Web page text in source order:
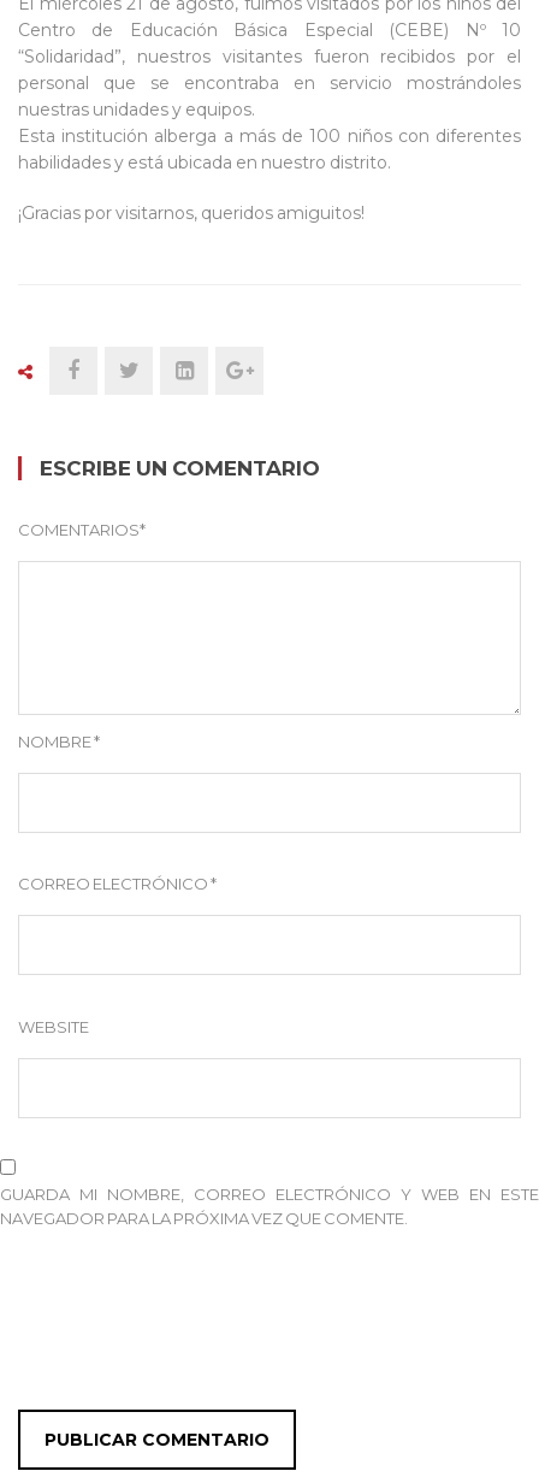
Centro de Educación Básica Especial (CEBE) Nº 10
“Solidaridad”, nuestros visitantes fueron recibidos por el
personal que se encontraba en servicio mostrándoles
nuestras unidades y equipos.
Esta institución alberga a más de 100 niños con diferentes
habilidades y está ubicada en nuestro distrito.
¡Gracias por visitarnos, queridos amiguitos!
ESCRIBE UN COMENTARIO
COMENTARIOS*
NOMBRE*
CORREO ELECTRÓNICO*
WEBSITE
GUARDA MI NOMBRE, CORREO ELECTRÓNICO Y WEB EN ESTE
NAVEGADOR PARA LA PRÓXIMA VEZ QUE COMENTE.